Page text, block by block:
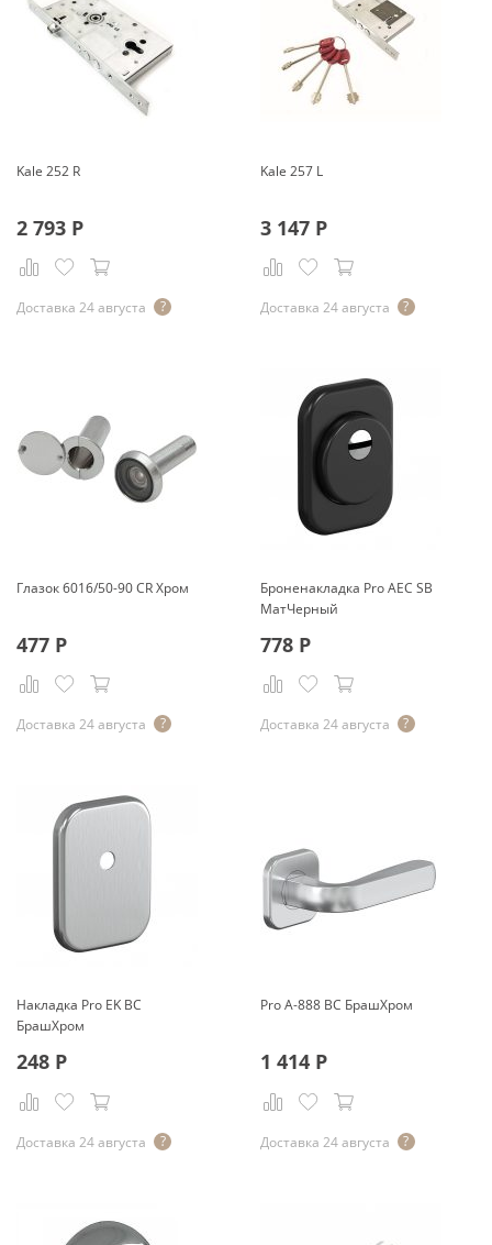
Kale 252 R
2 793 Р
Доставка 24 августа
Kale 257 L
3 147Р
Доставка 24 августа
Глазок 6016/50-90 CR Хром
477 Р
Доставка 24 августа
Броненакладка Pro AEC SB
МатЧерный
778Р
Доставка 24 августа
Накладка Pro EK BС
БрашХром
248 Р
Доставка 24 августа
Pro A-888 BС БрашХром
1 414Р
Доставка 24 августа